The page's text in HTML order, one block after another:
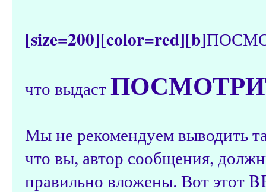
[size=200][color=red][b]
что выдаст
Мы не рекомендуем выводить
что вы, автор сообщения,
правильно вложены. Вот этот